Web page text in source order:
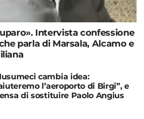
Intervista confessione
parla di Marsala, Alcamo e
cambia idea:
l’aeroporto di Birgi”, e
di sostituire Paolo Angius